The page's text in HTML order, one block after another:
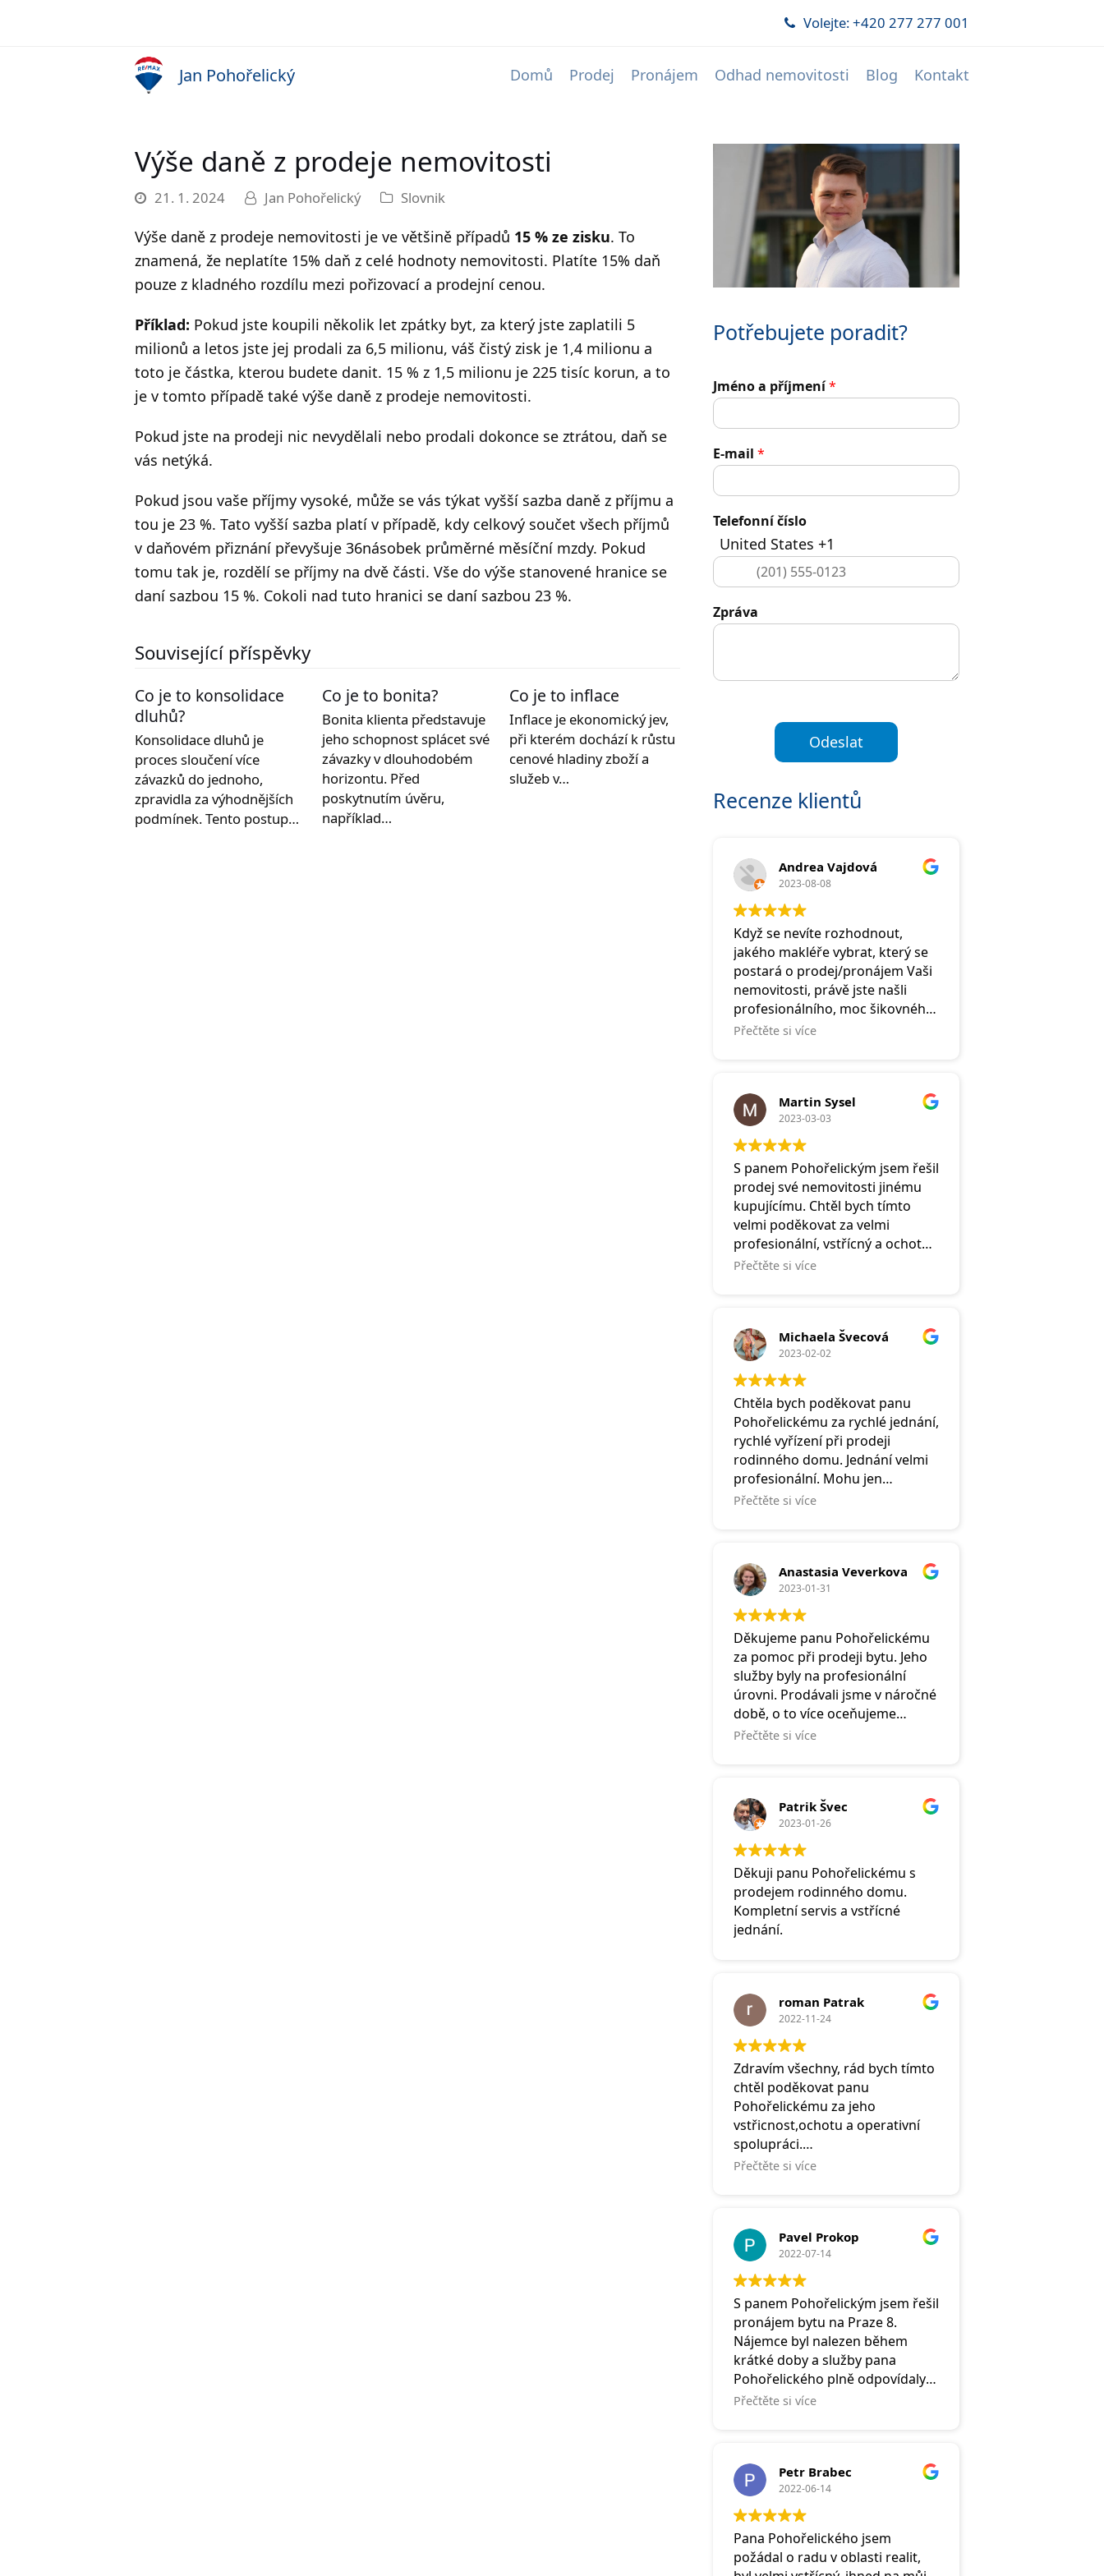
Volejte: +420 277 277 001
Jan Pohořelický Domů Prodej Pronájem Odhad nemovitosti Blog Kontakt
Výše daně z prodeje nemovitosti
21. 1. 2024 Jan Pohořelický Slovnik
Výše daně z prodeje nemovitosti je ve většině případů 15 % ze zisku. To
znamená, že neplatíte 15% daň z celé hodnoty nemovitosti. Platíte 15% daň
pouze z kladného rozdílu mezi pořizovací a prodejní cenou.
Příklad: Pokud jste koupili několik let zpátky byt, za který jste zaplatili 5
milionů a letos jste jej prodali za 6,5 milionu, váš čistý zisk je 1,4 milionu a
toto je částka, kterou budete danit. 15 % z 1,5 milionu je 225 tisíc korun, a to
je v tomto případě také výše daně z prodeje nemovitosti.
Pokud jste na prodeji nic nevydělali nebo prodali dokonce se ztrátou, daň se
vás netýká.
Pokud jsou vaše příjmy vysoké, může se vás týkat vyšší sazba daně z příjmu a
tou je 23 %. Tato vyšší sazba platí v případě, kdy celkový součet všech příjmů
v daňovém přiznání převyšuje 36násobek průměrné měsíční mzdy. Pokud
tomu tak je, rozdělí se příjmy na dvě části. Vše do výše stanovené hranice se
daní sazbou 15 %. Cokoli nad tuto hranici se daní sazbou 23 %.
Související příspěvky
Co je to konsolidace
dluhů?
Konsolidace dluhů je
proces sloučení více
závazků do jednoho,
zpravidla za výhodnějších
podmínek. Tento postup…
Co je to bonita?
Bonita klienta představuje
jeho schopnost splácet své
závazky v dlouhodobém
horizontu. Před
poskytnutím úvěru,
například…
Co je to inflace
Inflace je ekonomický jev,
při kterém dochází k růstu
cenové hladiny zboží a
služeb v…
Potřebujete poradit?
Jméno a příjmení*
E-mail *
Telefonní číslo
United States +1
Zpráva
Odeslat
Recenze klientů
Andrea Vajdová
2023-08-08
Když se nevíte rozhodnout,
jakého makléře vybrat, který se
postará o prodej/pronájem Vaši
nemovitosti, právě jste našli
profesionálního, moc šikovného
a vstřícného makléře. Je to
Přečtěte si více
Martin Sysel
2023-03-03
S panem Pohořelickým jsem řešil
prodej své nemovitosti jinému
kupujícímu. Chtěl bych tímto
velmi poděkovat za velmi
profesionální, vstřícný a ochotný
přístup k věci, ze které neměl v
Přečtěte si více
Michaela Švecová
2023-02-02
Chtěla bych poděkovat panu
Pohořelickému za rychlé jednání,
rychlé vyřízení při prodeji
rodinného domu. Jednání velmi
profesionální. Mohu jen
doporučit.
Přečtěte si více
Anastasia Veverkova
2023-01-31
Děkujeme panu Pohořelickému
za pomoc při prodeji bytu. Jeho
služby byly na profesionální
úrovni. Prodávali jsme v náročné
době, o to více oceňujeme
zvláště pravidelné informování o
vystupování a lidský přístup.
Pana Pohořelického můžeme
vřele doporučit.
Přečtěte si více
Patrik Švec
2023-01-26
Děkuji panu Pohořelickému s
prodejem rodinného domu.
Kompletní servis a vstřícné
jednání.
roman Patrak
2022-11-24
Zdravím všechny, rád bych tímto
chtěl poděkovat panu
Pohořelickému za jeho
vstřicnost,ochotu a operativní
spolupráci.
Vřele jeho služby doporučuji!
korektně na obou stranách
(prodávajícího a kupujícího)!!
Takových je málo.Spousta jeho
konkurentů stojí jen na straně
prodávajícího? Což je za mne
špatně..
S pozdravem,RP
Přečtěte si více
Pavel Prokop
2022-07-14
S panem Pohořelickým jsem řešil
pronájem bytu na Praze 8.
Nájemce byl nalezen během
krátké doby a služby pana
Pohořelického plně odpovídaly
mottu Remaxu - Realitní služby,
Přečtěte si více
Petr Brabec
2022-06-14
Pana Pohořelického jsem
požádal o radu v oblasti realit,